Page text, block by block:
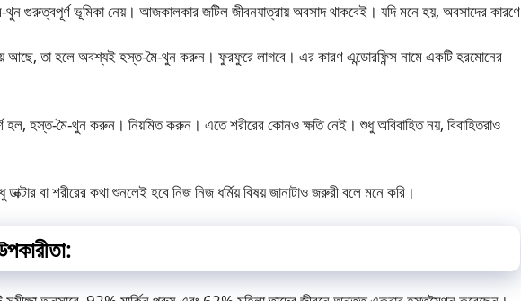
গুরুত্বপূর্ণ ভূমিকা নেয়। আজকালকার জটিল জীবনযাত্রায় অবসাদ থাকবেই। যদি মনে হয়, অবসাদের কারণে
আছে, তা হলে অবশ্যই হস্ত-মৈ-থুন করুন। ফুরফুরে লাগবে। এর কারণ এন্ডোরফিন্স নামে একটি হরমোনের
হল, হস্ত-মৈ-থুন করুন। নিয়মিত করুন। এতে শরীরের কোনও ক্ষতি নেই। শুধু অবিবাহিত নয়, বিবাহিতরাও
বা শরীরের কথা শুনলেই হবে নিজ নিজ ধর্মিয় বিষয় জানাটাও জরুরী বলে মনে করি।